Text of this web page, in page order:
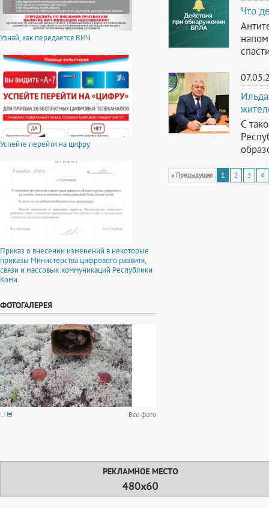
Узнай, как передается ВИЧ
Успейте перейти на цифру
Приказ о внесении изменений в некоторые
приказы Министерства цифрового развитя,
связи и массовых коммуникаций Республики
Коми
ФОТОГАЛЕРЕЯ
Все фото
Что
С
« Предыдущая 1 2 3 4